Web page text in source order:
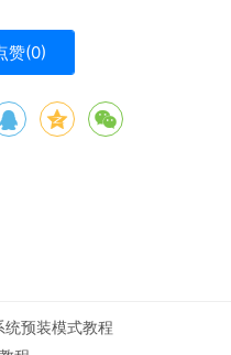
赞(0)
预装模式教程